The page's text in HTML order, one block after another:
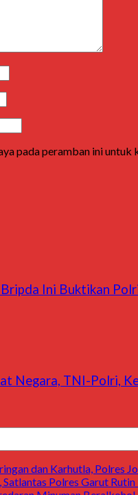
pada peramban ini
Bripda Ini Buktikan
Negara, TNI-Polri,
dan Karhutla, Polres
Polres Garut